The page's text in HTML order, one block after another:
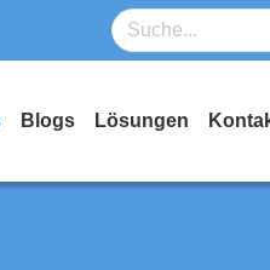
Blogs Lösungen